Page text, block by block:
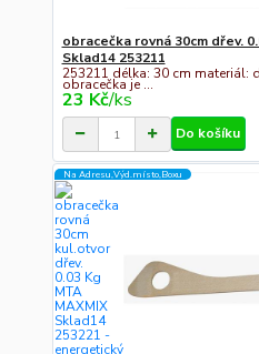
obracečka rovná 30cm dřev.
Sklad14 253211
253211 délka: 30 cm materiál:
obracečka je ...
23 Kč/ks
Do košíku
Na Adresu,Výd.místo,Boxu